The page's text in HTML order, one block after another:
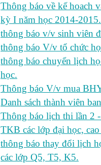
Thông báo về kế hoach
kỳ I năm học 2014-2015.
thông báo v/v sinh viên
thông báo V/v tổ chức
thông báo chuyển lịch
học.
Thông báo V/v mua
Danh sách thành viên
Thông báo lịch thi lần 2
TKB các lớp đại học,
thông báo thay đổi lịch
các lớp Q5, T5, K5.